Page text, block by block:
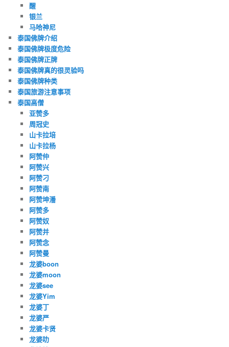
醒
银兰
马哈神尼
泰国佛牌介绍
泰国佛牌极度危险
泰国佛牌正牌
泰国佛牌真的很灵验吗
泰国佛牌种类
泰国旅游注意事项
泰国高僧
亚赞多
周冠史
山卡拉培
山卡拉杨
阿赞仲
阿赞兴
阿赞刁
阿赞南
阿赞坤潘
阿赞多
阿赞奴
阿赞并
阿赞念
阿赞曼
龙婆boon
龙婆moon
龙婆see
龙婆Yim
龙婆丁
龙婆严
龙婆卡贤
龙婆叻